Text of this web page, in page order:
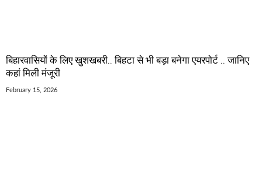
बिहारवासियों के लिए खुशखबरी.. बिहटा से भी बड़ा बनेगा एयरपोर्ट .. जानिए
कहां मिली मंजूरी
February 15, 2026